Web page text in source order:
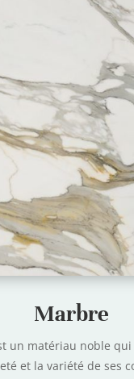
Marbre
un matériau noble
et la variété de ses